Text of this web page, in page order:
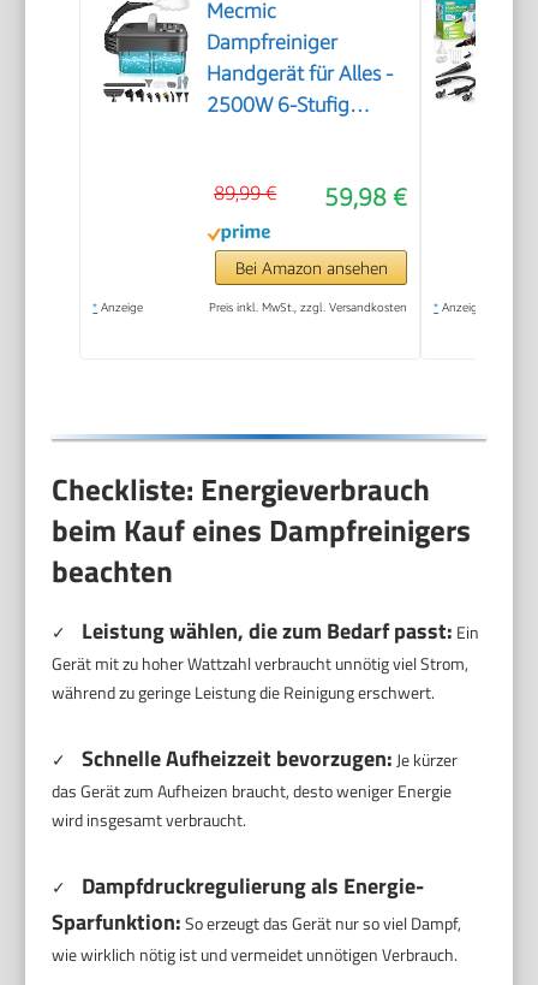
Mecmic
Dampfreiniger
Handgerät für Alles -
2500W 6-Stufig
Dampf, 15s
Aufheizzeit, Tragbar
mit 10 Zubehörteilen,
Dampfreinigung für
59,98 €
89,99 €
Bei Amazon ansehen
* Anzeige Preis inkl. MwSt., zzgl. Versandkosten * Anzeige
Checkliste: Energieverbrauch
beim Kauf eines Dampfreinigers
beachten
✓ Leistung wählen, die zum Bedarf passt: Ein
Gerät mit zu hoher Wattzahl verbraucht unnötig viel Strom,
während zu geringe Leistung die Reinigung erschwert.
✓ Schnelle Aufheizzeit bevorzugen: Je kürzer
das Gerät zum Aufheizen braucht, desto weniger Energie
wird insgesamt verbraucht.
✓
Dampfdruckregulierung als Energie-
Sparfunktion:So erzeugt das Gerät nur so viel Dampf,
wie wirklich nötig ist und vermeidet unnötigen Verbrauch.